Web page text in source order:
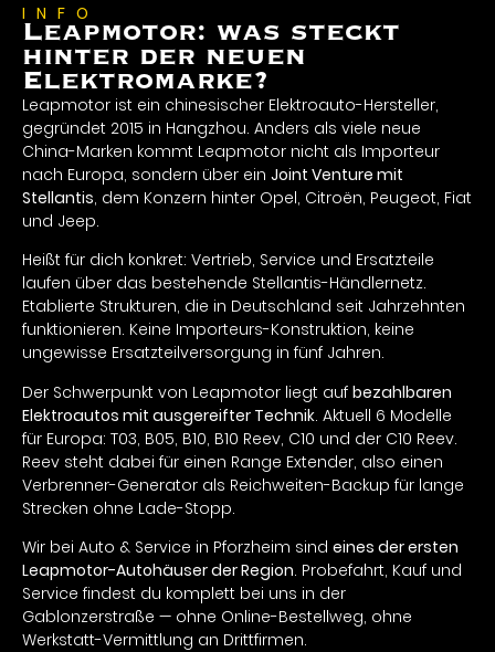
INFO
Leapmotor: was steckt
hinter der neuen
Elektromarke?
Leapmotor ist ein chinesischer Elektroauto-Hersteller,
gegründet 2015 in Hangzhou. Anders als viele neue
China-Marken kommt Leapmotor nicht als Importeur
nach Europa, sondern über ein Joint Venture mit
Stellantis, dem Konzern hinter Opel, Citroën, Peugeot, Fiat
und Jeep.
Heißt für dich konkret: Vertrieb, Service und Ersatzteile
laufen über das bestehende Stellantis-Händlernetz.
Etablierte Strukturen, die in Deutschland seit Jahrzehnten
funktionieren. Keine Importeurs-Konstruktion, keine
ungewisse Ersatzteilversorgung in fünf Jahren.
Der Schwerpunkt von Leapmotor liegt auf bezahlbaren
Elektroautos mit ausgereifter Technik. Aktuell 6 Modelle
für Europa: T03, B05, B10, B10 Reev, C10 und der C10 Reev.
Reev steht dabei für einen Range Extender, also einen
Verbrenner-Generator als Reichweiten-Backup für lange
Strecken ohne Lade-Stopp.
Wir bei Auto & Service in Pforzheim sind eines der ersten
Leapmotor-Autohäuser der Region. Probefahrt, Kauf und
Service findest du komplett bei uns in der
Gablonzerstraße — ohne Online-Bestellweg, ohne
Werkstatt-Vermittlung an Drittfirmen.